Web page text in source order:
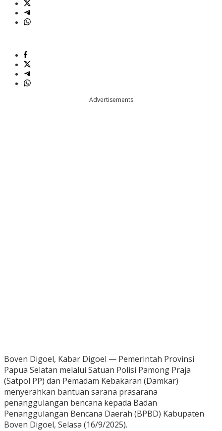
Advertisements
Boven Digoel, Kabar Digoel — Pemerintah Provinsi
Papua Selatan melalui Satuan Polisi Pamong Praja
(Satpol PP) dan Pemadam Kebakaran (Damkar)
menyerahkan bantuan sarana prasarana
penanggulangan bencana kepada Badan
Penanggulangan Bencana Daerah (BPBD) Kabupaten
Boven Digoel, Selasa (16/9/2025).